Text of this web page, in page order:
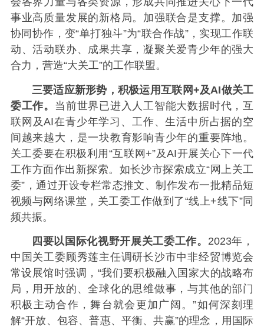
事业高质量发展的新格局。加强联合是支撑。加强
协同协作，变“单打独斗”为“联合作战”，实现工作联
动、活动联办、成果共享，凝聚关爱青少年的强大
合力，营造“大关工”的工作联盟。
三要适应新形势，积极运用互联网+及AI做关工
委工作。 当前世界已进入人工智能大数据时代，互
联网及AI在青少年学习、工作、生活中所占据的空
间越来越大，是一块教育影响青少年的重要阵地。
关工委要在积极利用“互联网+”及AI开展关心下一代
工作方面作出新探索。如长沙市探索成立“网上关工
委”，通过开设专栏常态推文、制作发布一批精品短
视频与网络课堂，关工委工作做到了“线上+线下”同
频共振。
四要以国际化视野开展关工委工作。 2023年，
中国关工委顾秀莲主任调研长沙市中非经贸博览会
常设展馆时强调，“我们要积极融入国家大的战略布
局，用开放的、全球化的思维做事，与其他的部门
积极主动合作，舞台就会更加广阔。”如何深刻理
解“开放、包容、普惠、平衡、共赢”的理念，用国际